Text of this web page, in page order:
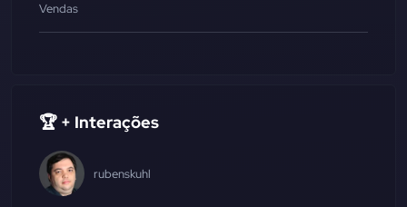
Vendas
🏆 + Interações
rubenskuhl